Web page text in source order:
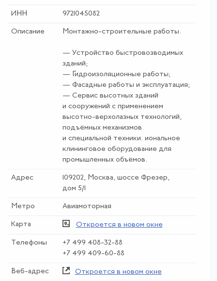
ИНН 9721045082
Описание Монтажно-строительные работы.
— Устройство быстровозводимых
зданий;
— Гидроизоляционные работы;
— Фасадные работы и эксплуатация;
— Сервис высотных зданий
и сооружений с применением
высотно-верхолазных технологий,
подъёмных механизмов
и специальной техники. иональное
клининговое оборудование для
промышленных объёмов.
Адрес
109202, Москва, шоссе Фрезер,
дом 5/1
Метро Авиамоторная
Карта Откроется в новом окне
Телефоны
+7 499 408-32-88
+7 499 409-60-88
Веб-адрес Откроется в новом окне